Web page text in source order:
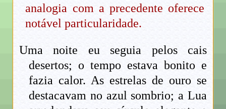
analogia com a precedente oferece
notável particularidade.
Uma noite eu seguia pelos cais
desertos; o tempo estava bonito e
fazia calor. As estrelas de ouro se
destacavam no azul sombrio; a Lua